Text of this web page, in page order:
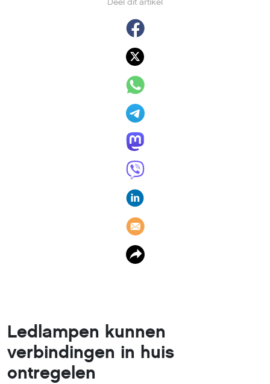
Deel dit artikel
Ledlampen kunnen
verbindingen in huis
ontregelen